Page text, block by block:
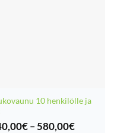
10 henkilölle ja
€ –580,00€